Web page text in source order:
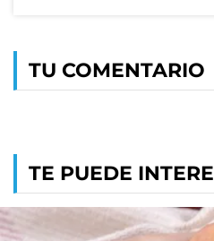
TU COMENTARIO
TE PUEDE